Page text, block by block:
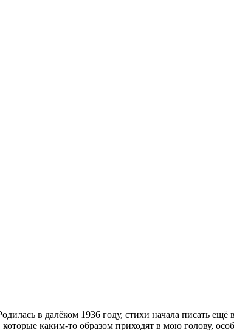
в далёком 1936 году, стихи начала писать
каким-то образом приходят в мою голову,